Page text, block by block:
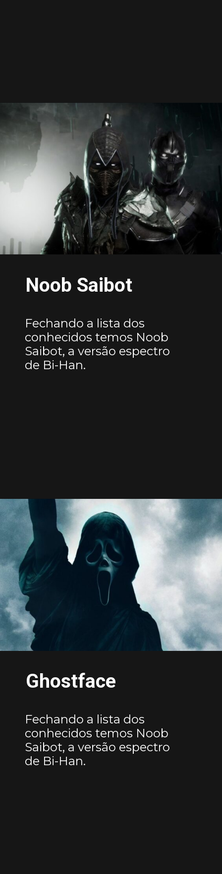
Fechando a lista dos
conhecidos temos Noob
Saibot, a versão espectro
de Bi-Han.
Noob Saibot
Fechando a lista dos
conhecidos temos Noob
Saibot, a versão espectro
de Bi-Han.
Ghostface